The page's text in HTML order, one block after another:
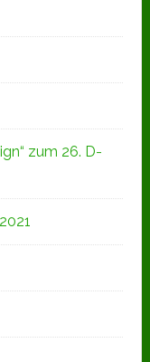
zum 26. D-